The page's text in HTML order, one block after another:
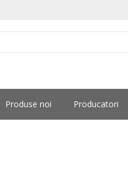
Produse noi Producatori